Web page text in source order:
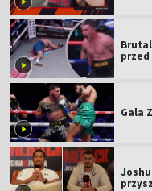
Gala